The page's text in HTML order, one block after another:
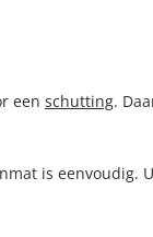
een schutting.
is eenvoudig.